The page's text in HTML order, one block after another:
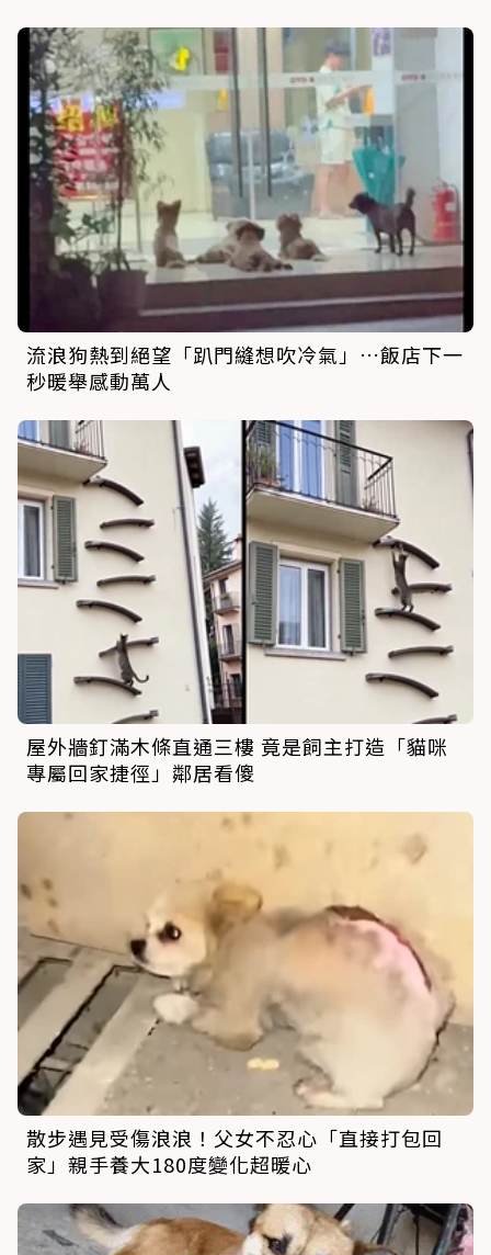
流浪狗熱到絕望「趴門縫想吹冷氣」…飯店下一
秒暖舉感動萬人
屋外牆釘滿木條直通三樓 竟是飼主打造「貓咪
專屬回家捷徑」鄰居看傻
散步遇見受傷浪浪！父女不忍心「直接打包回
家」親手養大180度變化超暖心